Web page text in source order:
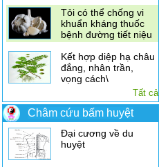
Tỏi có thể chống vi
khuẩn kháng thuốc
bệnh đường tiết niệu
Kết hợp diệp hạ châu
đắng, nhân trần,
vọng cách\
Tất cả
Châm cứu bấm huyệt
Điều trị đau vai gáy
bằng xoa bóp bấm
huyệt
Đại cương về du
huyệt